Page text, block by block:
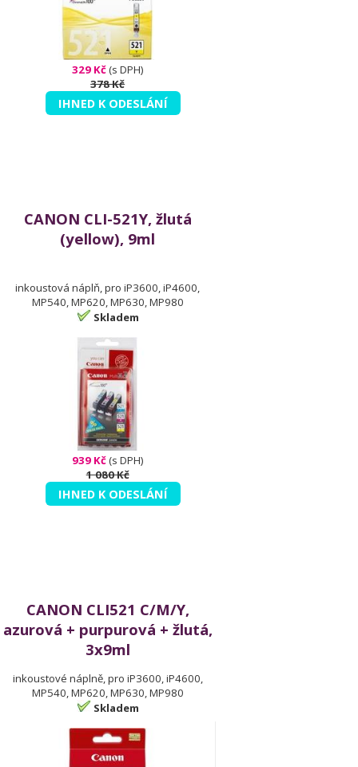
329 Kč(s DPH)
378 Kč
IHNED K ODESLÁNÍ
CANON CLI-521Y, žlutá
(yellow), 9ml
inkoustová náplň, pro iP3600, iP4600,
MP540, MP620, MP630, MP980
Skladem
939 Kč(s DPH)
1 080 Kč
IHNED K ODESLÁNÍ
CANON CLI521 C/M/Y,
azurová + purpurová + žlutá,
3x9ml
inkoustové náplně, pro iP3600, iP4600,
MP540, MP620, MP630, MP980
Skladem